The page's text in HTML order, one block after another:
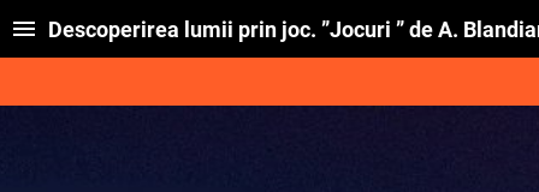
Descoperirea lumii prin joc. ”Jocuri ” de A.